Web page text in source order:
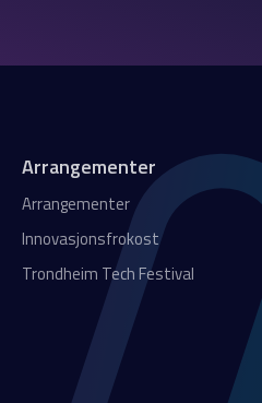
Arrangementer
Arrangementer
Innovasjonsfrokost
Trondheim Tech Festival